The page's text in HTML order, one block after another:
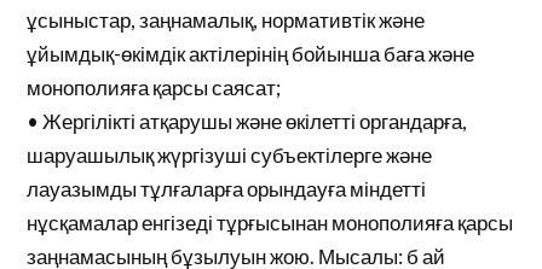
ұсыныстар, заңнамалық, нормативтік және
ұйымдық-өкімдік актілерінің бойынша баға және
монополияға қарсы саясат;
• Жергілікті атқарушы және өкілетті органдарға,
шаруашылық жүргізуші субъектілерге және
лауазымды тұлғаларға орындауға міндетті
нұсқамалар енгізеді тұрғысынан монополияға қарсы
заңнамасының бұзылуын жою. Мысалы: б ай